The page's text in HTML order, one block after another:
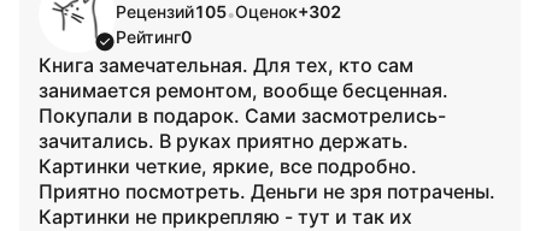
Рецензий105•Оценок+302
Рейтинг0
Книга замечательная. Для тех, кто сам
занимается ремонтом, вообще бесценная.
Покупали в подарок. Сами засмотрелись-
зачитались. В руках приятно держать.
Картинки четкие, яркие, все подробно.
Приятно посмотреть. Деньги не зря потрачены.
Картинки не прикрепляю - тут и так их